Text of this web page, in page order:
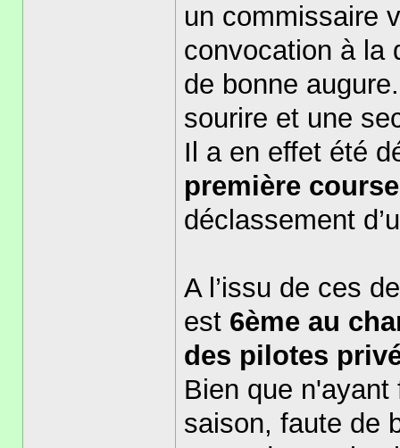
un commissaire
convocation à la
de bonne
sourire et une
Il a en effet été
première course
déclassement
A l’issu de ces
est 6ème au
des pilotes
Bien que
saison, faute de